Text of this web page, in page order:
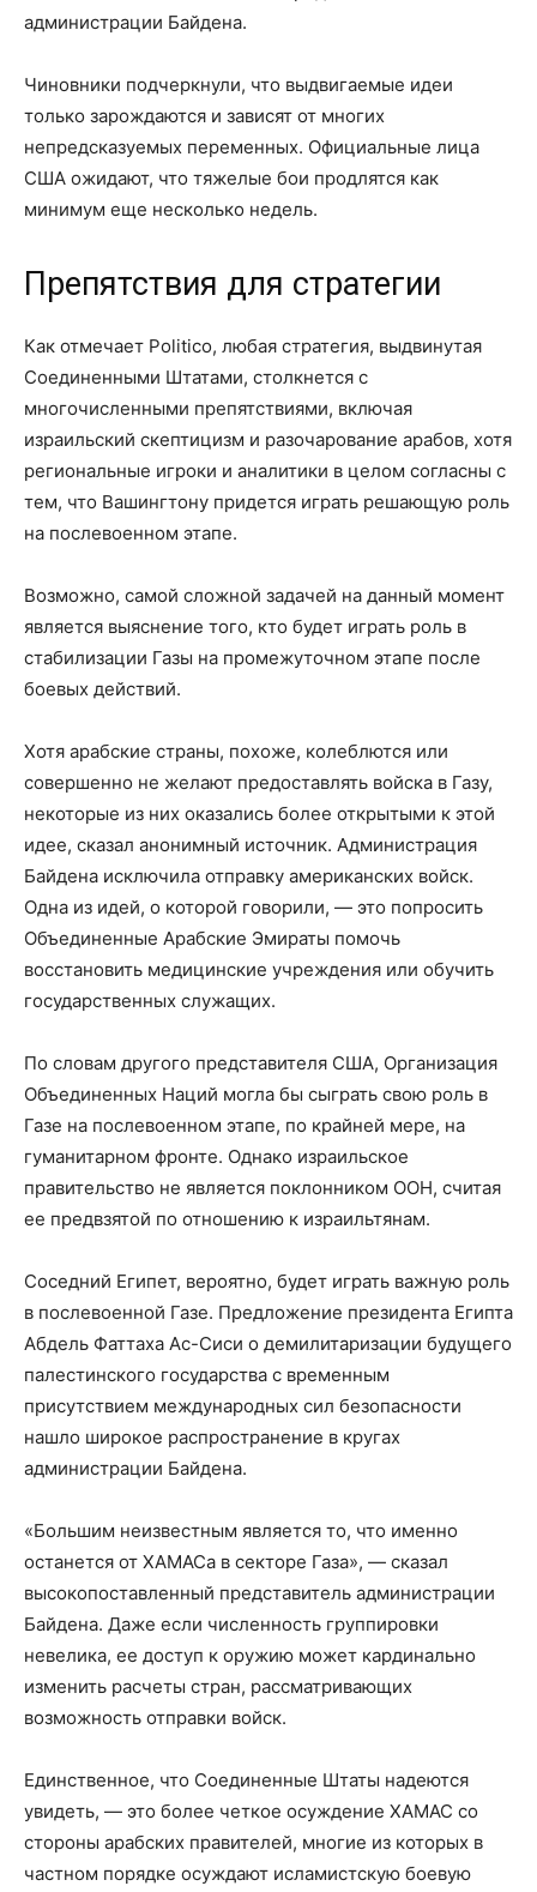
администрации Байдена.
Чиновники подчеркнули, что выдвигаемые идеи
только зарождаются и зависят от многих
непредсказуемых переменных. Официальные лица
США ожидают, что тяжелые бои продлятся как
минимум еще несколько недель.
Препятствия для стратегии
Как отмечает Politico, любая стратегия, выдвинутая
Соединенными Штатами, столкнется с
многочисленными препятствиями, включая
израильский скептицизм и разочарование арабов, хотя
региональные игроки и аналитики в целом согласны с
тем, что Вашингтону придется играть решающую роль
на послевоенном этапе.
Возможно, самой сложной задачей на данный момент
является выяснение того, кто будет играть роль в
стабилизации Газы на промежуточном этапе после
боевых действий.
Хотя арабские страны, похоже, колеблются или
совершенно не желают предоставлять войска в Газу,
некоторые из них оказались более открытыми к этой
идее, сказал анонимный источник. Администрация
Байдена исключила отправку американских войск.
Одна из идей, о которой говорили, — это попросить
Объединенные Арабские Эмираты помочь
восстановить медицинские учреждения или обучить
государственных служащих.
По словам другого представителя США, Организация
Объединенных Наций могла бы сыграть свою роль в
Газе на послевоенном этапе, по крайней мере, на
гуманитарном фронте. Однако израильское
правительство не является поклонником ООН, считая
ее предвзятой по отношению к израильтянам.
Соседний Египет, вероятно, будет играть важную роль
в послевоенной Газе. Предложение президента Египта
Абдель Фаттаха Ас-Сиси о демилитаризации будущего
палестинского государства с временным
присутствием международных сил безопасности
нашло широкое распространение в кругах
администрации Байдена.
«Большим неизвестным является то, что именно
останется от ХАМАСа в секторе Газа», — сказал
высокопоставленный представитель администрации
Байдена. Даже если численность группировки
невелика, ее доступ к оружию может кардинально
изменить расчеты стран, рассматривающих
возможность отправки войск.
Единственное, что Соединенные Штаты надеются
увидеть, — это более четкое осуждение ХАМАС со
стороны арабских правителей, многие из которых в
частном порядке осуждают исламистскую боевую